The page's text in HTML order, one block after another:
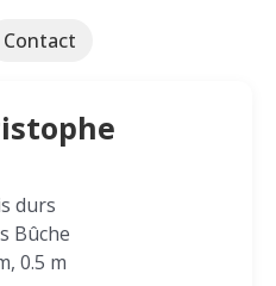
Contact
durs
Bûche
0.5 m